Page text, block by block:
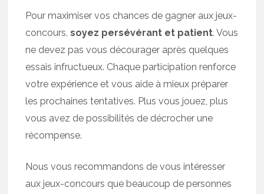
Pour maximiser vos chances de gagner aux jeux-
concours,soyez persévérant et patient. Vous
ne devez pas vous décourager après quelques
essais infructueux. Chaque participation renforce
votre expérience et vous aide à mieux préparer
les prochaines tentatives. Plus vous jouez, plus
vous avez de possibilités de décrocher une
récompense.
Nous vous recommandons de vous intéresser
aux jeux-concours que beaucoup de personnes